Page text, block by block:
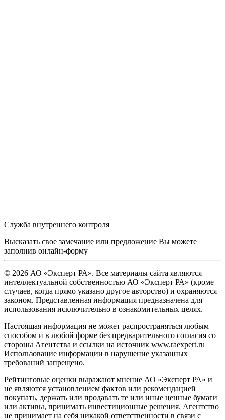
Служба внутреннего контроля
Высказать свое замечание или предложение Вы можете
заполнив онлайн-форму
© 2026 АО «Эксперт РА». Все материалы сайта являются
интеллектуальной собственностью АО «Эксперт РА» (кроме
случаев, когда прямо указано другое авторство) и охраняются
законом. Представленная информация предназначена для
использования исключительно в ознакомительных целях.
Настоящая информация не может распространяться любым
способом и в любой форме без предварительного согласия со
стороны Агентства и ссылки на источник www.raexpert.ru
Использование информации в нарушение указанных
требований запрещено.
Рейтинговые оценки выражают мнение АО «Эксперт РА» и
не являются установлением фактов или рекомендацией
покупать, держать или продавать те или иные ценные бумаги
или активы, принимать инвестиционные решения. Агентство
не принимает на себя никакой ответственности в связи с